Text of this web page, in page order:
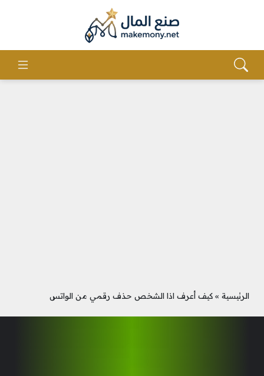
الرئيسية » كيف أعرف اذا الشخص حذف رقمي من الواتس